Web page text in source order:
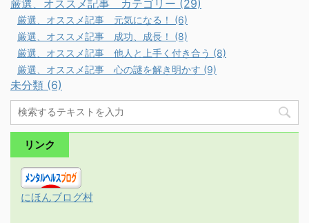
厳選、オススメ記事 カテゴリー (29)
厳選、オススメ記事 元気になる！ (6)
厳選、オススメ記事 成功、成長！ (8)
厳選、オススメ記事 他人と上手く付き合う (8)
厳選、オススメ記事 心の謎を解き明かす (9)
未分類 (6)
リンク
にほんブログ村